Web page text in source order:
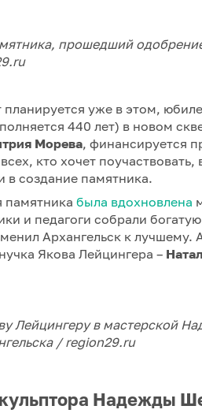
прошедший
уже в этом,
440 лет) в новом
Морева, финансируется
кто хочет
в создание памятника.
памятника была вдохновлена
и педагоги собрали
Архангельск к лучшему.
Якова Лейцингера –
Лейцингеру в мастерской
/ region29.ru
Надежды